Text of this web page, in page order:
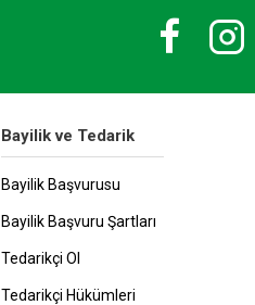
Bayilik ve Tedarik
Bayilik Başvurusu
Bayilik Başvuru Şartları
Tedarikçi Ol
Tedarikçi Hükümleri